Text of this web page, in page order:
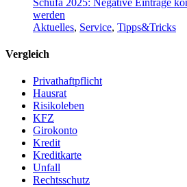
werden
Aktuelles, Service, Tipps&Tricks
Vergleich
Privathaftpflicht
Hausrat
Risikoleben
KFZ
Girokonto
Kredit
Kreditkarte
Unfall
Rechtsschutz